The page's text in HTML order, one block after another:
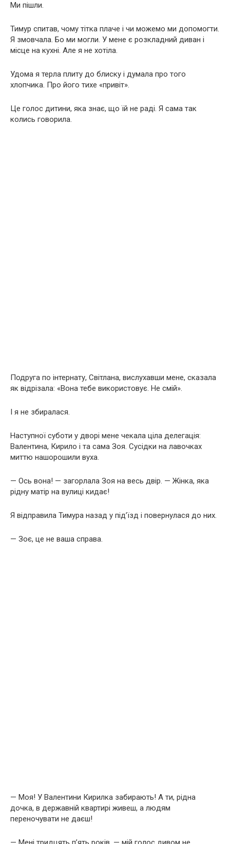
Ми пішли.
Тимур спитав, чому тітка плаче і чи можемо ми допомогти.
Я змовчала. Бо ми могли. У мене є розкладний диван і
місце на кухні. Але я не хотіла.
Удома я терла плиту до блиску і думала про того
хлопчика. Про його тихе «привіт».
Це голос дитини, яка знає, що їй не раді. Я сама так
колись говорила.
Подруга по інтернату, Світлана, вислухавши мене, сказала
як відрізала: «Вона тебе використовує. Не смій».
І я не збиралася.
Наступної суботи у дворі мене чекала ціла делегація:
Валентина, Кирило і та сама Зоя. Сусідки на лавочках
миттю нашорошили вуха.
— Ось вона! — загорлала Зоя на весь двір. — Жінка, яка
рідну матір на вулиці кидає!
Я відправила Тимура назад у під’їзд і повернулася до них.
— Зоє, це не ваша справа.
— Моя! У Валентини Кирилка забирають! А ти, рідна
дочка, в державній квартирі живеш, а людям
переночувати не даєш!